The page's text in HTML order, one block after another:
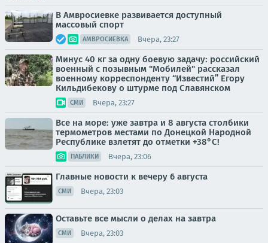
В Амвросиевке развивается доступный
массовый спорт
АМВРОСИЕВКА Вчера, 23:27
Минус 40 кг за одну боевую задачу: российский
военный с позывным "Мобилей" рассказал
военному корреспонденту “Известий” Егору
Кильдибекову о штурме под Славянском
СМИ Вчера, 23:27
Все на море: уже завтра и 8 августа столбики
термометров местами по Донецкой Народной
Республике взлетят до отметки +38°C!
ПАБЛИКИ Вчера, 23:06
Главные новости к вечеру 6 августа
СМИ Вчера, 23:03
Оставьте все мысли о делах на завтра
СМИ Вчера, 23:03